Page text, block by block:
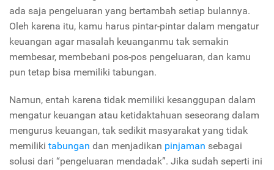
ada saja pengeluaran yang bertambah setiap bulannya.
Oleh karena itu, kamu harus pintar-pintar dalam mengatur
keuangan agar masalah keuanganmu tak semakin
membesar, membebani pos-pos pengeluaran, dan kamu
pun tetap bisa memiliki tabungan.
Namun, entah karena tidak memiliki kesanggupan dalam
mengatur keuangan atau ketidaktahuan seseorang dalam
mengurus keuangan, tak sedikit masyarakat yang tidak
memiliki tabungan dan menjadikan pinjaman sebagai
solusi dari “pengeluaran mendadak”. Jika sudah seperti ini